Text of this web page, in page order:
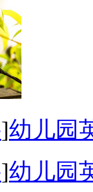
]幼儿园
]幼儿园